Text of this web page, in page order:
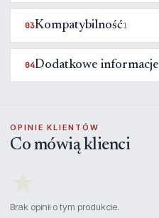
03Kompatybilność1
04Dodatkowe informacje
OPINIE KLIENTÓW
Co mówią klienci
Brak opinii o tym produkcie.